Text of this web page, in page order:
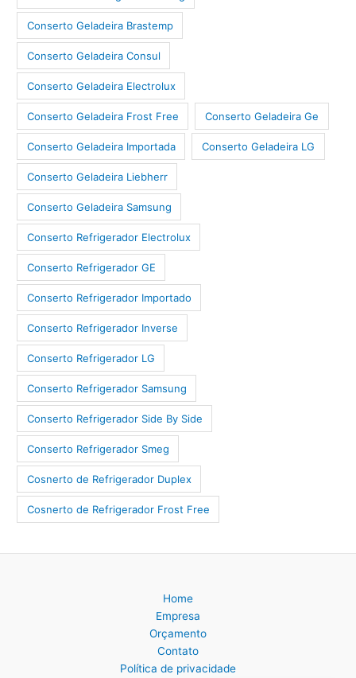
Conserto Geladeira Brastemp
Conserto Geladeira Consul
Conserto Geladeira Electrolux
Conserto Geladeira Frost Free Conserto Geladeira Ge
Conserto Geladeira Importada Conserto Geladeira LG
Conserto Geladeira Liebherr
Conserto Geladeira Samsung
Conserto Refrigerador Electrolux
Conserto Refrigerador GE
Conserto Refrigerador Importado
Conserto Refrigerador Inverse
Conserto Refrigerador LG
Conserto Refrigerador Samsung
Conserto Refrigerador Side By Side
Conserto Refrigerador Smeg
Cosnerto de Refrigerador Duplex
Cosnerto de Refrigerador Frost Free
Home
Empresa
Orçamento
Contato
Política de privacidade